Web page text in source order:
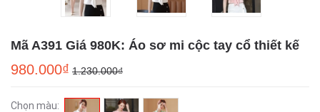
Mã A391 Giá 980K: Áo sơ mi cộc tay cổ thiết kế
980.000₫ 1.230.000₫
Chọn màu: